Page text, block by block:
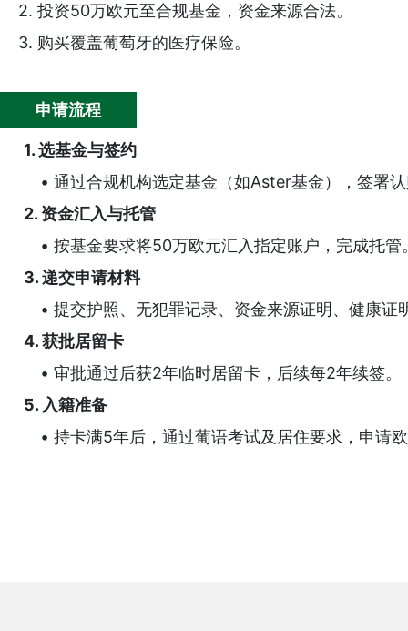
2. 投资50万欧元至合规基金，资金来源合法。
3. 购买覆盖葡萄牙的医疗保险。
申请流程
1. 选基金与签约
• 通过合规机构选定基金（如Aster基金），签署
2. 资金汇入与托管
• 按基金要求将50万欧元汇入指定账户，完成托管
3. 递交申请材料
• 提交护照、无犯罪记录、资金来源证明、健康证
4. 获批居留卡
• 审批通过后获2年临时居留卡，后续每2年续签。
5. 入籍准备
• 持卡满5年后，通过葡语考试及居住要求，申请